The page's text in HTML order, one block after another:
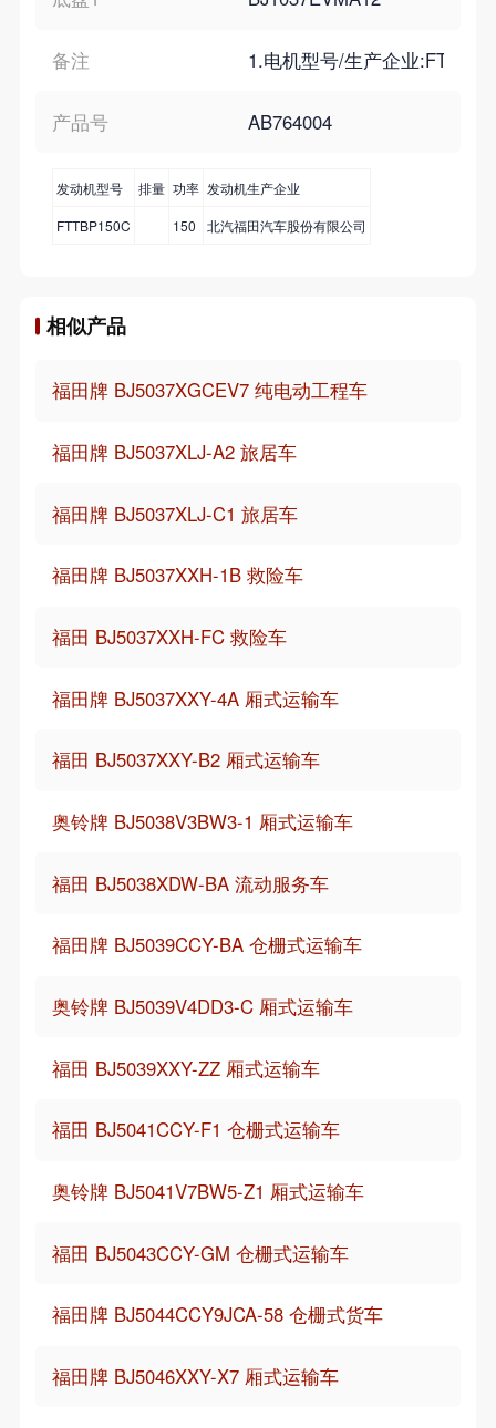
备注 1.电机型号/生产企业
产品号 AB764004
发动机型号 排量 功率 发动机生产企业
FTTBP150C
150 北汽福田汽车股份有限公司
相似产品
福田牌 BJ5037XGCEV7 纯电动工程车
福田牌 BJ5037XLJ-A2 旅居车
福田牌 BJ5037XLJ-C1 旅居车
福田牌 BJ5037XXH-1B 救险车
福田 BJ5037XXH-FC 救险车
福田牌 BJ5037XXY-4A 厢式运输车
福田 BJ5037XXY-B2 厢式运输车
奥铃牌 BJ5038V3BW3-1 厢式运输车
福田 BJ5038XDW-BA 流动服务车
福田牌 BJ5039CCY-BA 仓栅式运输车
奥铃牌 BJ5039V4DD3-C 厢式运输车
福田 BJ5039XXY-ZZ 厢式运输车
福田 BJ5041CCY-F1 仓栅式运输车
奥铃牌 BJ5041V7BW5-Z1 厢式运输车
福田 BJ5043CCY-GM 仓栅式运输车
福田牌 BJ5044CCY9JCA-58 仓栅式货车
福田牌 BJ5046XXY-X7 厢式运输车